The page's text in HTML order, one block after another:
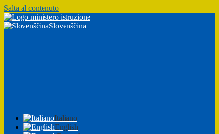
Salta al contenuto
Slovenščina
Italiano
English